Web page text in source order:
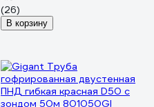
(26)
В корзину